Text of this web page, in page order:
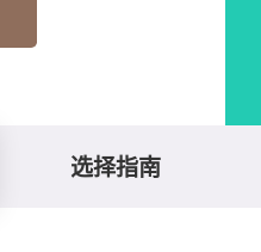
选择指南